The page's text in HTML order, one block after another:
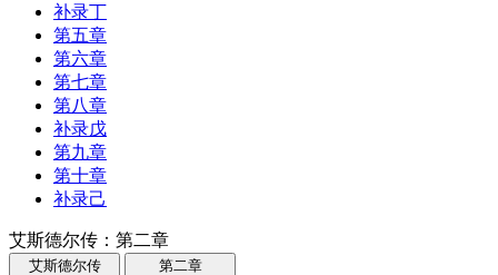
补录丁
第五章
第六章
第七章
第八章
补录戊
第九章
第十章
补录己
艾斯德尔传：第二章
艾斯德尔传 第二章